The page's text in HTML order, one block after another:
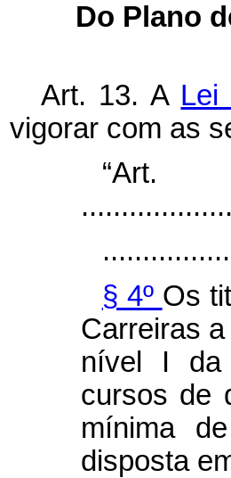
Do Plano
Art. 13. A Lei
vigorar com as
§ 4º Os
Carreiras
nível I da
cursos de
mínima
disposta